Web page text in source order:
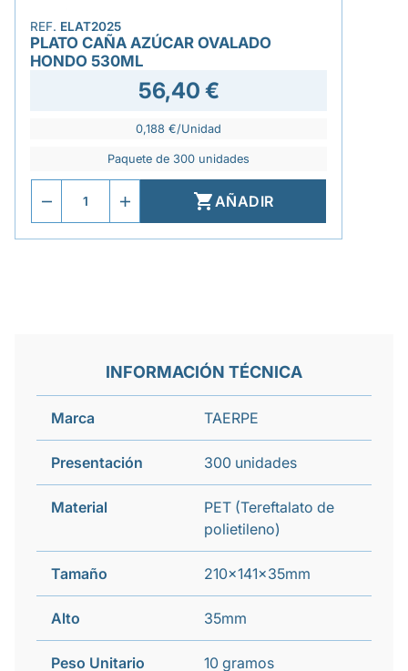
REF. ELAT2025
PLATO CAÑA AZÚCAR OVALADO
HONDO 530ML
56,40 €
0,188 €/Unidad
Paquete de 300 unidades
AÑADIR
INFORMACIÓN TÉCNICA
Marca TAERPE
Presentación 300 unidades
Material
PET (Tereftalato de
polietileno)
Tamaño 210x141x35mm
Alto 35mm
Peso Unitario 10 gramos